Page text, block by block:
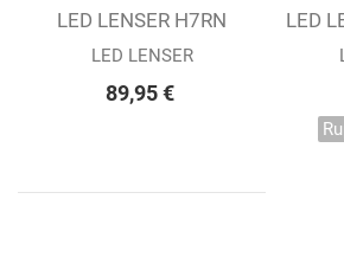
LED LENSER H7RN
CORE
LED LENSER
89,95 €
LED